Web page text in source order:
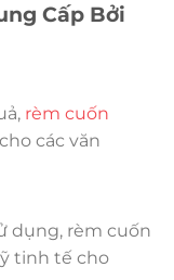
Cấp Bởi
rèm cuốn
các văn
dụng, rèm cuốn
tinh tế cho